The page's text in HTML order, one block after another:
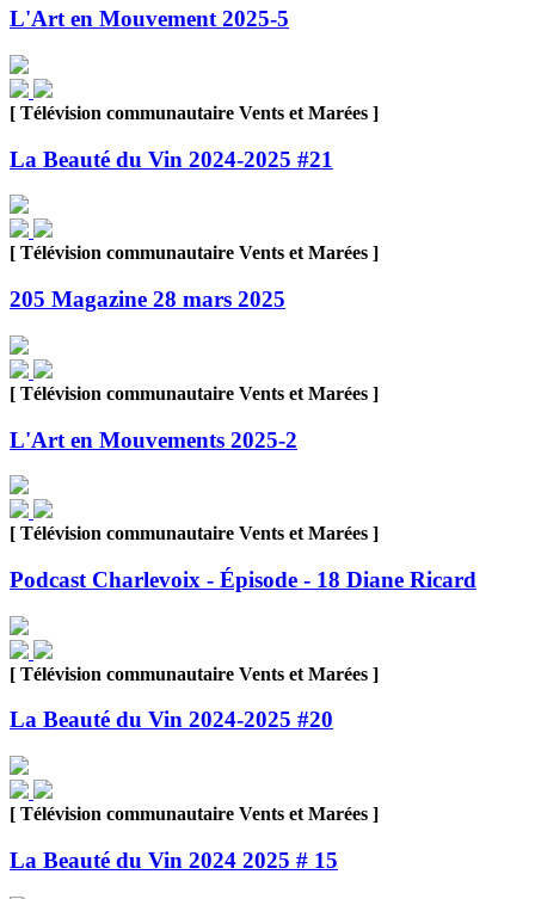
L'Art en Mouvement 2025-5
[ Télévision communautaire Vents et Marées ]
La Beauté du Vin 2024-2025 #21
[ Télévision communautaire Vents et Marées ]
205 Magazine 28 mars 2025
[ Télévision communautaire Vents et Marées ]
L'Art en Mouvements 2025-2
[ Télévision communautaire Vents et Marées ]
Podcast Charlevoix - Épisode - 18 Diane Ricard
[ Télévision communautaire Vents et Marées ]
La Beauté du Vin 2024-2025 #20
[ Télévision communautaire Vents et Marées ]
La Beauté du Vin 2024 2025 # 15